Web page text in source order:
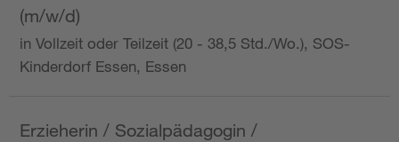
(m/w/d)
in Vollzeit oder Teilzeit (20 - 38,5 Std./Wo.), SOS-
Kinderdorf Essen, Essen
Erzieherin / Sozialpädagogin /